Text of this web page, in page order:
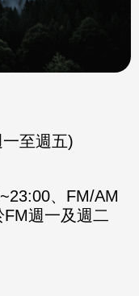
至週五)
、FM/AM
週一及週二